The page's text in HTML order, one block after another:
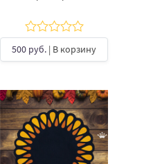
500 руб. | В корзину